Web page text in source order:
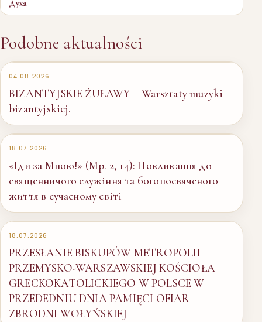
Духа
Podobne aktualności
04.08.2026
BIZANTYJSKIE ŻUŁAWY – Warsztaty muzyki
bizantyjskiej.
18.07.2026
«Іди за Мною!» (Мр. 2, 14): Покликання до
священничого служіння та богопосвяченого
життя в сучасному світі
18.07.2026
PRZESŁANIE BISKUPÓW METROPOLII
PRZEMYSKO-WARSZAWSKIEJ KOŚCIOŁA
GRECKOKATOLICKIEGO W POLSCE W
PRZEDEDNIU DNIA PAMIĘCI OFIAR
ZBRODNI WOŁYŃSKIEJ